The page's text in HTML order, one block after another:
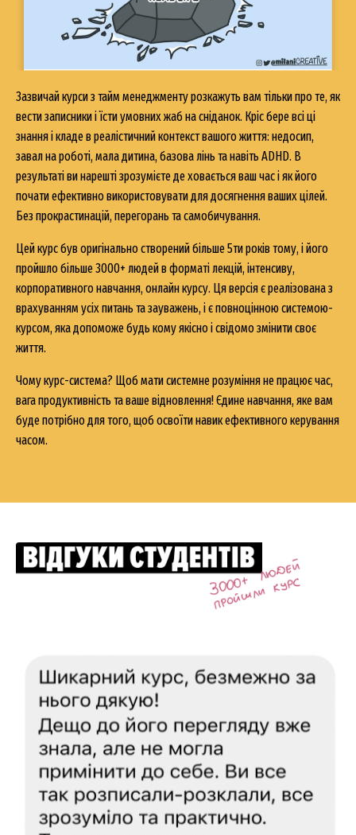
Зазвичай курси з тайм менеджменту розкажуть вам тільки про те, як
вести записники і їсти умовних жаб на сніданок. Кріс бере всі ці
знання і кладе в реалістичний контекст вашого життя: недосип,
завал на роботі, мала дитина, базова лінь та навіть ADHD. В
результаті ви нарешті зрозумієте де ховається ваш час і як його
почати ефективно використовувати для досягнення ваших цілей.
Без прокрастинацій, перегорань та самобичування.
Цей курс був оригінально створений більше 5ти років тому, і його
пройшло більше 3000+ людей в форматі лекцій, інтенсиву,
корпоративного навчання, онлайн курсу. Ця версія єреалізованаз
врахуванням усіх питань та зауважень, і є повноцінною системою-
курсом, яка допоможе будь кому якісно і свідомо змінити своє
життя.
Чому курс-система? Щоб мати системне розуміння не працює час,
вага продуктивність та ваше відновлення! Єдине навчання, яке вам
буде потрібно для того, щоб освоїти навик ефективного керування
часом.